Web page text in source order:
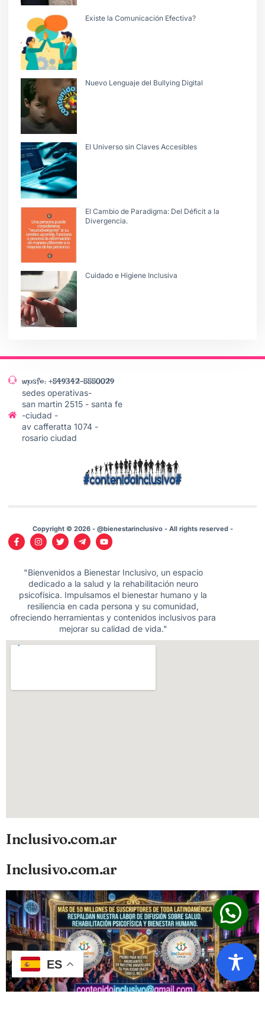
Existe la Comunicación Efectiva?
Nuevo Lenguaje del Bullying Digital
El Universo sin Claves Accesibles
El Cambio de Paradigma: Del Déficit a la
Divergencia.
Cuidado e Higiene Inclusiva
wpsfe: +549342-5550029
sedes operativas-
san martin 2515 - santa fe
-ciudad -
av cafferatta 1074 -
rosario ciudad
Copyright © 2026 - @bienestarinclusivo - All rights reserved -
"Bienvenidos a Bienestar Inclusivo, un espacio
dedicado a la salud y la rehabilitación neuro
psicofísica. Impulsamos el bienestar humano y la
resiliencia en cada persona y su comunidad,
ofreciendo herramientas y contenidos inclusivos para
mejorar su calidad de vida."
Inclusivo.com.ar
Inclusivo.com.ar
ES